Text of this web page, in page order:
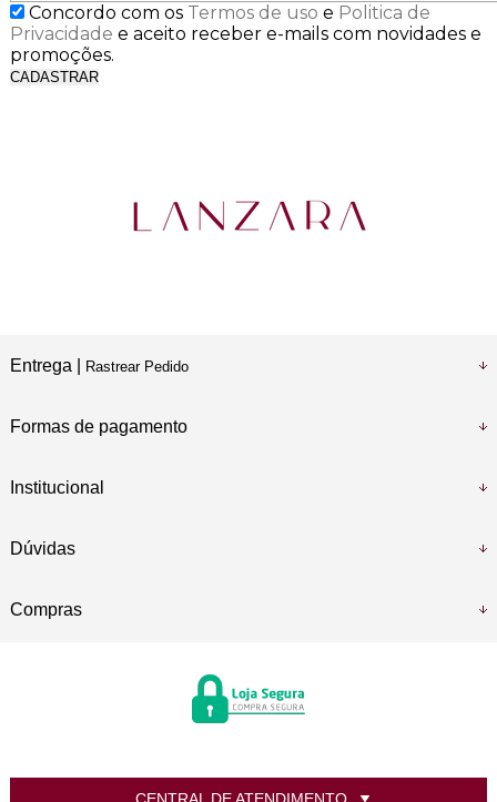
Concordo com os Termos de uso e Politica de
Privacidade e aceito receber e-mails com novidades e
promoções.
CADASTRAR
Entrega | Rastrear Pedido
Formas de pagamento
Institucional
Dúvidas
Compras
CENTRAL DE ATENDIMENTO